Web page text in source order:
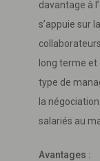
davantage à
s’appuie sur
long terme et
type de
la
salariés au
Avantages :